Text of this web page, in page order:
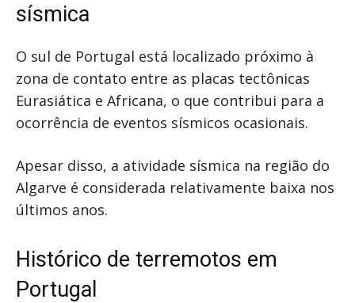
sísmica
O sul de Portugal está localizado próximo à
zona de contato entre as placas tectônicas
Eurasiática e Africana, o que contribui para a
ocorrência de eventos sísmicos ocasionais.
Apesar disso, a atividade sísmica na região do
Algarve é considerada relativamente baixa nos
últimos anos.
Histórico de terremotos em
Portugal